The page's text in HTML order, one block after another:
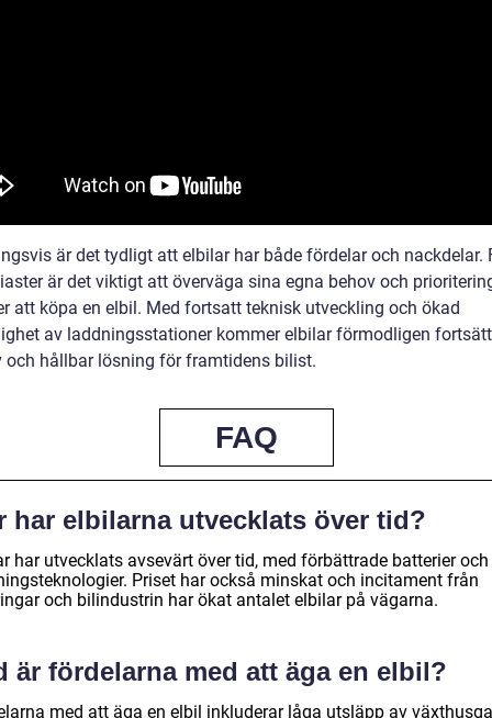
är det tydligt att elbilar har både fördelar och nackdelar.
är det viktigt att överväga sina egna behov och
att köpa en elbil. Med fortsatt teknisk utveckling och ökad
av laddningsstationer kommer elbilar förmodligen
och hållbar lösning för framtidens bilist.
FAQ
har elbilarna utvecklats över tid?
har utvecklats avsevärt över tid, med förbättrade batterier och
Priset har också minskat och incitament från
och bilindustrin har ökat antalet elbilar på vägarna.
är fördelarna med att äga en elbil?
med att äga en elbil inkluderar låga utsläpp av